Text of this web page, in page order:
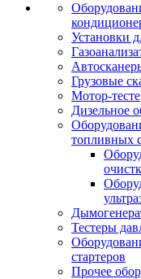
Установки
Грузовые
Мотор-
Дизельное
топливных
Тестеры
стартеров
Прочее